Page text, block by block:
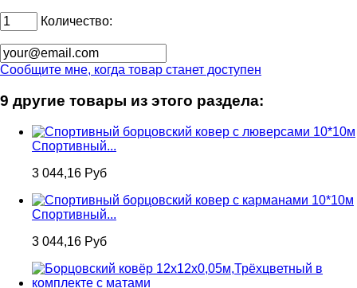
Количество:
Сообщите мне, когда товар станет доступен
9 другие товары из этого раздела:
Спортивный...
3 044,16 Руб
Спортивный...
3 044,16 Руб